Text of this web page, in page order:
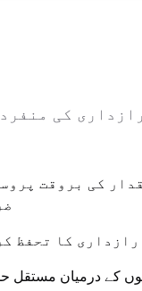
کی
کا تحفظ
کے درمیان مستقل